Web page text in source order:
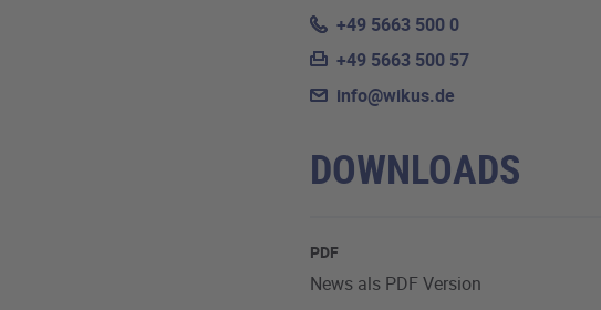
+49 5663 500 0
+49 5663 500 57
info@wikus.de
DOWNLOADS
PDF
News als PDF Version